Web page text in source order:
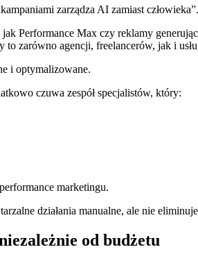
zarządza AI zamiast człowieka”.
Performance Max czy reklamy
zarówno agencji, freelancerów, jak i
i optymalizowane.
czuwa zespół specjalistów, który:
marketingu.
działania manualne, ale nie
od budżetu